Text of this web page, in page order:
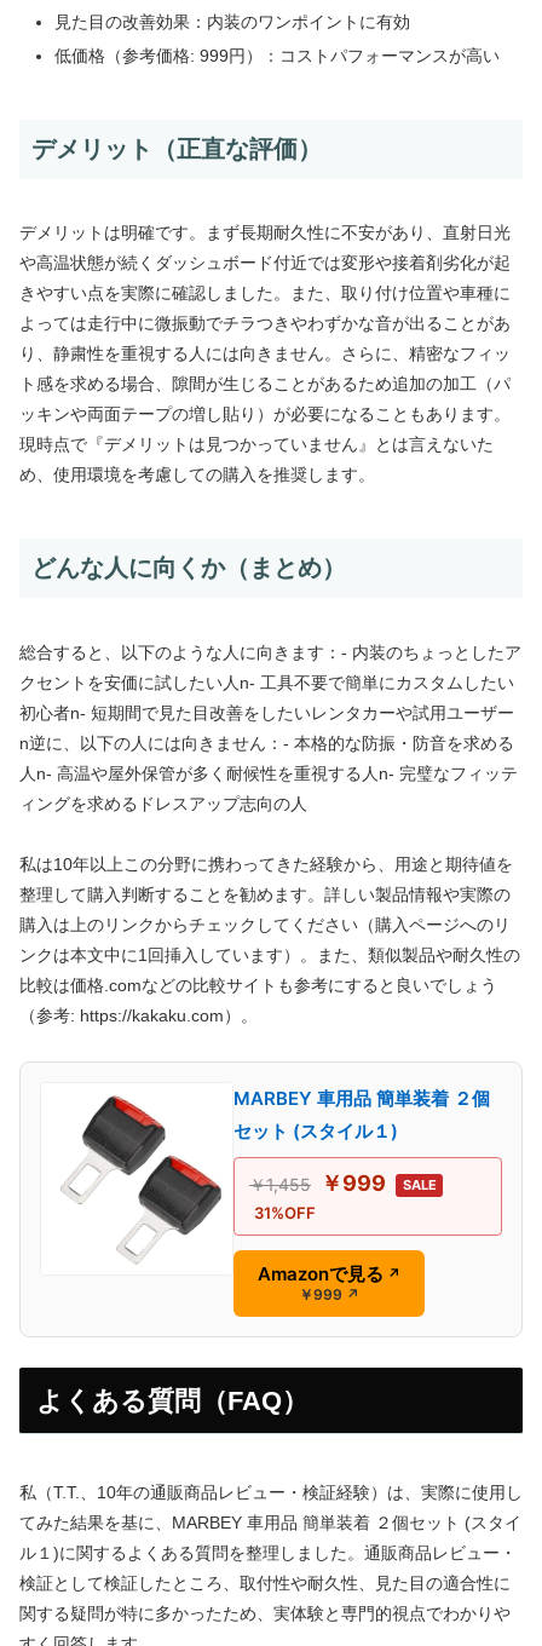
見た目の改善効果：内装のワンポイントに有効
低価格（参考価格: 999円）：コストパフォーマンスが高い
デメリット（正直な評価）
デメリットは明確です。まず長期耐久性に不安があり、直射日光
や高温状態が続くダッシュボード付近では変形や接着剤劣化が起
きやすい点を実際に確認しました。また、取り付け位置や車種に
よっては走行中に微振動でチラつきやわずかな音が出ることがあ
り、静粛性を重視する人には向きません。さらに、精密なフィッ
ト感を求める場合、隙間が生じることがあるため追加の加工（パ
ッキンや両面テープの増し貼り）が必要になることもあります。
現時点で『デメリットは見つかっていません』とは言えないた
め、使用環境を考慮しての購入を推奨します。
どんな人に向くか（まとめ）
総合すると、以下のような人に向きます：- 内装のちょっとしたア
クセントを安価に試したい人n- 工具不要で簡単にカスタムしたい
初心者n- 短期間で見た目改善をしたいレンタカーや試用ユーザー
n逆に、以下の人には向きません：- 本格的な防振・防音を求める
人n- 高温や屋外保管が多く耐候性を重視する人n- 完璧なフィッテ
ィングを求めるドレスアップ志向の人
私は10年以上この分野に携わってきた経験から、用途と期待値を
整理して購入判断することを勧めます。詳しい製品情報や実際の
購入は上のリンクからチェックしてください（購入ページへのリ
ンクは本文中に1回挿入しています）。また、類似製品や耐久性の
比較は価格.comなどの比較サイトも参考にすると良いでしょう
（参考: https://kakaku.com）。
MARBEY 車用品 簡単装着 ２個
セット (スタイル１)
￥1,455 ￥999 SALE
31%OFF
Amazonで見る ↗
￥999 ↗
よくある質問（FAQ）
私（T.T.、10年の通販商品レビュー・検証経験）は、実際に使用し
てみた結果を基に、MARBEY 車用品 簡単装着 ２個セット (スタイ
ル１)に関するよくある質問を整理しました。通販商品レビュー・
検証として検証したところ、取付性や耐久性、見た目の適合性に
関する疑問が特に多かったため、実体験と専門的視点でわかりや